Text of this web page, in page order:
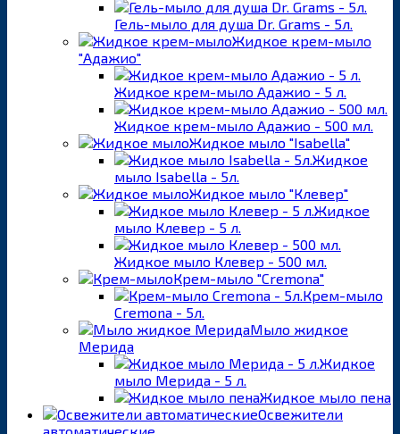
Гель-мыло для душа Dr. Grams - 5л.
Жидкое крем-мыло
"Адажио"
Жидкое крем-мыло Адажио - 5 л.
Жидкое крем-мыло Адажио - 500 мл.
Жидкое мыло "Isabella"
Жидкое
мыло Isabella - 5л.
Жидкое мыло "Клевер"
Жидкое
мыло Клевер - 5 л.
Жидкое мыло Клевер - 500 мл.
Крем-мыло "Cremona"
Крем-мыло
Cremona - 5л.
Мыло жидкое
Мерида
Жидкое
мыло Мерида - 5 л.
Жидкое мыло пена
Освежители